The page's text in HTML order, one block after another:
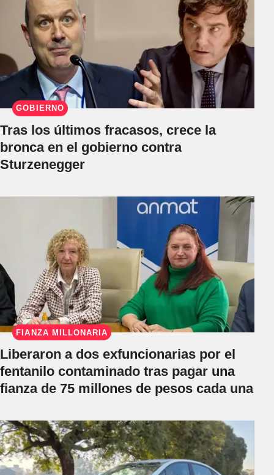
GOBIERNO
Tras los últimos fracasos, crece la
bronca en el gobierno contra
Sturzenegger
FIANZA MILLONARIA
Liberaron a dos exfuncionarias por el
fentanilo contaminado tras pagar una
fianza de 75 millones de pesos cada una